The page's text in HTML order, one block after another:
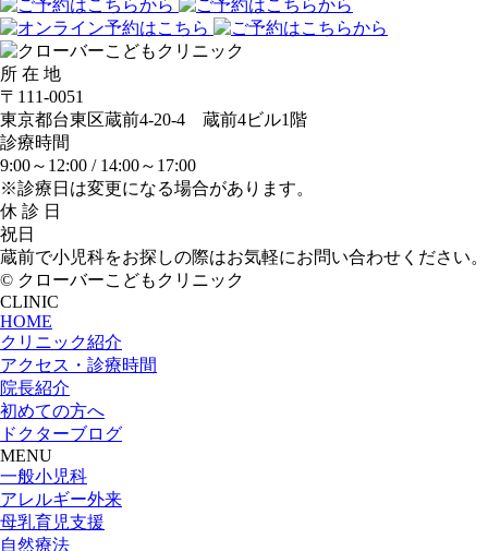
所 在 地
〒111-0051
東京都台東区蔵前4-20-4 蔵前4ビル1階
診療時間
9:00～12:00 / 14:00～17:00
※診療日は変更になる場合があります。
休 診 日
祝日
蔵前で小児科をお探しの際はお気軽にお問い合わせください。
© クローバーこどもクリニック
CLINIC
HOME
クリニック紹介
アクセス・診療時間
院長紹介
初めての方へ
ドクターブログ
MENU
一般小児科
アレルギー外来
母乳育児支援
自然療法